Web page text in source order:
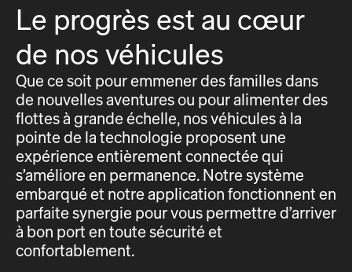
Le progrès est au cœur
de nos véhicules
Que ce soit pour emmener des familles dans
de nouvelles aventures ou pour alimenter des
flottes à grande échelle, nos véhicules à la
pointe de la technologie proposent une
expérience entièrement connectée qui
s’améliore en permanence. Notre système
embarqué et notre application fonctionnent en
parfaite synergie pour vous permettre d’arriver
à bon port en toute sécurité et
confortablement.